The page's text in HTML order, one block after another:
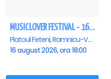
MUSICLOVER FESTIVAL - 16 AUGUST - LEO DE LA ROSIORI SI MARCEL STEFANET & ETHNO REPUBLIC, TUDOR DEEJAY, VARER
Platoul Feteni, Ramnicu-Valcea
16 august 2026, ora 18:00